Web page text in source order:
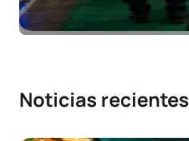
Noticias recientes